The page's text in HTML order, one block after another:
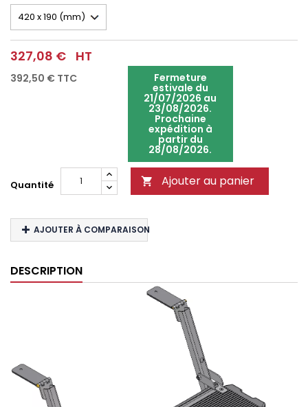
327,08 € HT
392,50 € TTC Fermeture
estivale du
21/07/2026 au
23/08/2026.
Prochaine
expédition à
partir du
28/08/2026.
Quantité  Ajouter au panier
AJOUTER À COMPARAISON
DESCRIPTION